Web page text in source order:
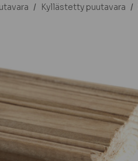
/ Kyllästetty puutavara /